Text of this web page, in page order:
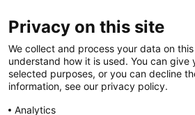
@CGTCatalunya
cgtcatalunya
Privacy on this site
We collect and process your data on
understand how it is used. You can give
selected purposes, or you can decline
information, see our privacy policy.
Analytics